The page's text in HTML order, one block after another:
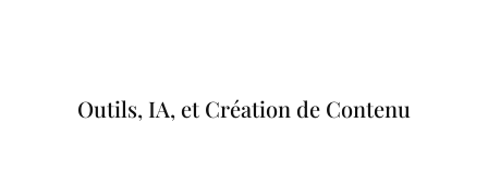
Outils, IA, et Création de Contenu